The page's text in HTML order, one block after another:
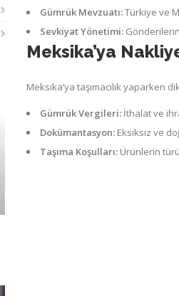
Gümrük Mevzuatı:Türkiye ve
Sevkiyat Yönetimi:Gönderilerin
Meksika’ya
Meksika’ya taşımacılık yaparken
Gümrük Vergileri:İthalat ve
Dokümantasyon:Eksiksiz ve
Taşıma Koşulları:Ürünlerin